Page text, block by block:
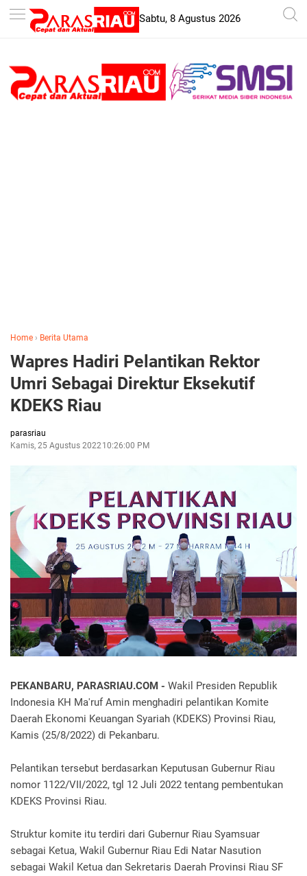
-->
Sabtu, 8 Agustus 2026
Home › Berita Utama
Wapres Hadiri Pelantikan Rektor
Umri Sebagai Direktur Eksekutif
KDEKS Riau
parasriau
Kamis, 25 Agustus 2022 10:26:00 PM
PEKANBARU, PARASRIAU.COM - Wakil Presiden Republik
Indonesia KH Ma'ruf Amin menghadiri pelantikan Komite
Daerah Ekonomi Keuangan Syariah (KDEKS) Provinsi Riau,
Kamis (25/8/2022) di Pekanbaru.
Pelantikan tersebut berdasarkan Keputusan Gubernur Riau
nomor 1122/VII/2022, tgl 12 Juli 2022 tentang pembentukan
KDEKS Provinsi Riau.
Struktur komite itu terdiri dari Gubernur Riau Syamsuar
sebagai Ketua, Wakil Gubernur Riau Edi Natar Nasution
sebagai Wakil Ketua dan Sekretaris Daerah Provinsi Riau SF